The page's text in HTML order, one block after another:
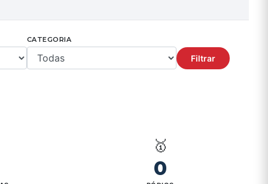
CATEGORIA
Filtrar
🥇
0